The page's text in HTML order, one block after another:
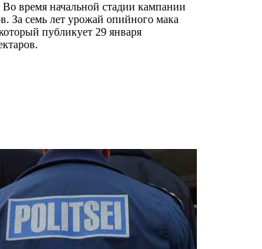
время начальной стадии кампании
За семь лет урожай опийного мака
публикует 29 января